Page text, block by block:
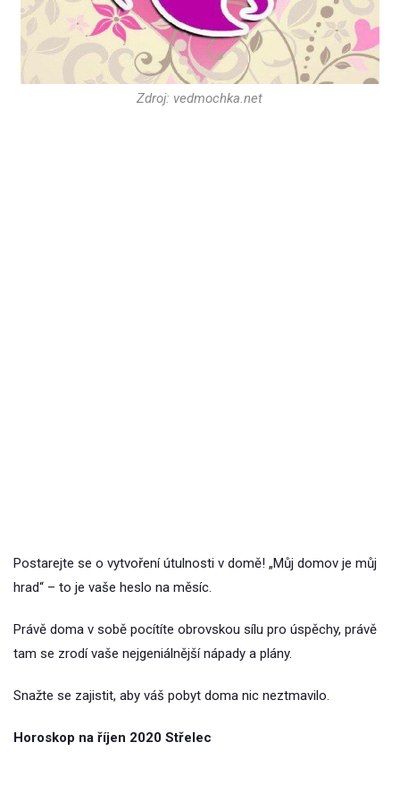
Zdroj: vedmochka.net
Postarejte se o vytvoření útulnosti v domě! „Můj domov je můj
hrad“ – to je vaše heslo na měsíc.
Právě doma v sobě pocítíte obrovskou sílu pro úspěchy, právě
tam se zrodí vaše nejgeniálnější nápady a plány.
Snažte se zajistit, aby váš pobyt doma nic neztmavilo.
Horoskop na říjen 2020 Střelec